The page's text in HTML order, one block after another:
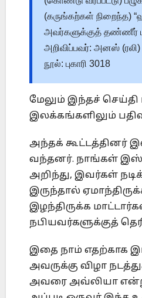
(கருங்கற்கள் நிறைந்த)
அவர்களுக்குத் தண்ணீர்
அறிவிப்பவர்: அனஸ் (ரலி)
நூல்: புகாரி 3018
மேலும் இந்தச் செய்தி
இலக்கங்களிலும்
அந்தக் கூட்டத்தினர்
வந்தனர். நாங்கள்
அறிந்து, இவர்கள்
இருந்தால்
இழந்திருக்க
நபியவர்களுக்குத்
இதை நாம் எதற்காக
அவருக்கு விழா
அவரை அவ்லியா